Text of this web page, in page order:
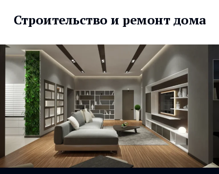
Строительство и ремонт дома